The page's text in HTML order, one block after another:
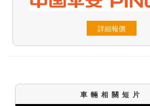
詳細報價
車輛相關短片